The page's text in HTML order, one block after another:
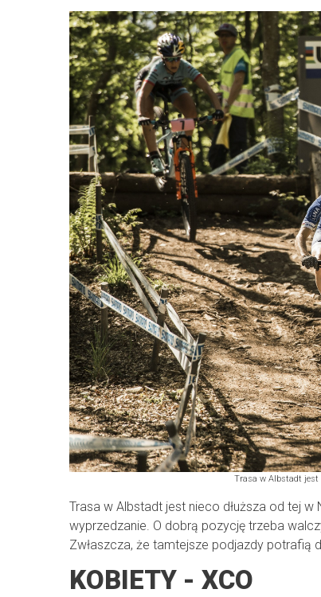
Trasa w Albstadt jest
Trasa w Albstadt jest nieco dłuższa od tej
wyprzedzanie. O dobrą pozycję trzeba
Zwłaszcza, że tamtejsze podjazdy potrafią
KOBIETY - XCO